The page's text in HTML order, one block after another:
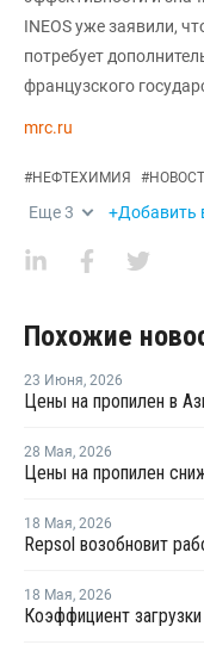
INEOS уже заявили,
потребует
французского
mrc.ru
#НЕФТЕХИМИЯ #
Еще3 +Добавить
Похожие
23 Июня, 2026
28 Мая, 2026
Цены на пропилен
18 Мая, 2026
18 Мая, 2026